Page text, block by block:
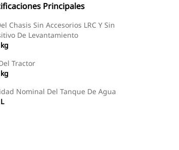
Principales
Chasis Sin Accesorios LRC Y Sin
De Levantamiento
Tractor
Nominal Del Tanque De Agua